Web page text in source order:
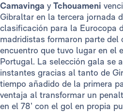
Camavinga yTchouameni
Gibraltar en la tercera jornada
clasificación para la Eurocopa
madridistas formaron parte del
encuentro que tuvo lugar en el
Portugal. La selección gala se
instantes gracias al tanto de
tiempo añadido de la primera
ventaja al transformar un
en el 78’ con el gol en propia